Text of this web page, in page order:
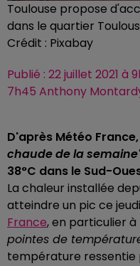
Toulouse propose
dans le quartier
Crédit : Pixabay
Publié : 22 juillet 2021 à
7h45 Anthony
D'après Météo France,
chaude de la
38°C dans le Sud-
La chaleur installée
atteindre un pic ce
France, en particulier à
pointes de
température ressentie